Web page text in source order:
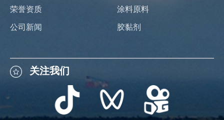
荣誉资质
公司新闻
涂料原料
胶黏剂
关注我们